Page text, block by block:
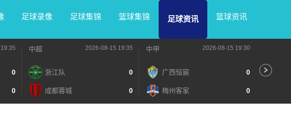
足球录像 足球集锦 篮球集锦 足球资讯 篮球资讯
0
0
中超 2026-08-15 19:35
浙江队 0
成都蓉城 0
中甲 2026-08-15 19:30
广西恒宸 0
梅州客家 0